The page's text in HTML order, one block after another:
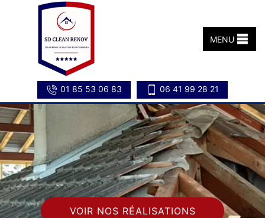
01 85 53 06 83 06 41 99 28 21
MENU
VOIR NOS RÉALISATIONS